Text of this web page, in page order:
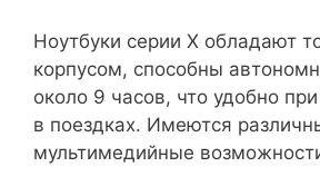
Ноутбуки серии Х обладают
корпусом, способны
около 9 часов, что удобно
в поездках. Имеются
мультимедийные